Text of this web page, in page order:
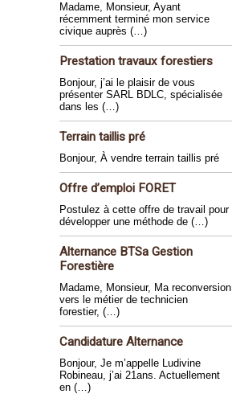
Madame, Monsieur, Ayant
récemment terminé mon service
civique auprès (…)
Prestation travaux forestiers
Bonjour, j’ai le plaisir de vous
présenter SARL BDLC, spécialisée
dans les (…)
Terrain taillis pré
Bonjour, À vendre terrain taillis pré
Offre d’emploi FORET
Postulez à cette offre de travail pour
développer une méthode de (…)
Alternance BTSa Gestion
Forestière
Madame, Monsieur, Ma reconversion
vers le métier de technicien
forestier, (…)
Candidature Alternance
Bonjour, Je m’appelle Ludivine
Robineau, j’ai 21ans. Actuellement
en (…)